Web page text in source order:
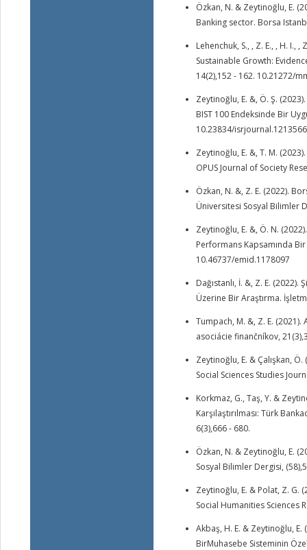
Özkan, N. & Zeytinoğlu, E.
Banking sector. Borsa
Lehenchuk, S., , Z. E., , H.
Sustainable Growth:
14(2),152 - 162. 10.21272/
Zeytinoğlu, E. &, Ö. Ş.
BIST 100 Endeksinde Bir
10.23834/isrjournal.1213566
Zeytinoğlu, E. &, T. M.
OPUS Journal of Society
Özkan, N. &, Z. E. (2022).
Üniversitesi Sosyal Bilimler
Zeytinoğlu, E. &, Ö. N.
Performans Kapsamında
10.46737/emid.1178097
Dağıstanlı, İ. &, Z. E.
Üzerine Bir Araştırma.
Tumpach, M. &, Z. E. (2021).
asociácie finančníkov,
Zeytinoğlu, E. & Çalışkan,
Social Sciences Studies
Korkmaz, G., Taş, Y. &
Karşılaştırılması: Türk
6(3),666 - 680.
Özkan, N. & Zeytinoğlu, E.
Sosyal Bilimler Dergisi,
Zeytinoğlu, E. & Polat, Z. G.
Social Humanities Sciences
Akbaş, H. E. & Zeytinoğlu,
BirMuhasebe Sisteminin